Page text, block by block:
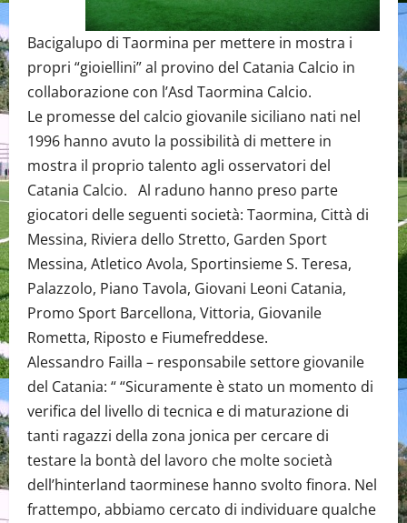
Bacigalupo di Taormina per mettere in mostra i
propri “gioiellini” al provino del Catania Calcio in
collaborazione con l’Asd Taormina Calcio.
Le promesse del calcio giovanile siciliano nati nel
1996 hanno avuto la possibilità di mettere in
mostra il proprio talento agli osservatori del
Catania Calcio. Al raduno hanno preso parte
giocatori delle seguenti società: Taormina, Città di
Messina, Riviera dello Stretto, Garden Sport
Messina, Atletico Avola, Sportinsieme S. Teresa,
Palazzolo, Piano Tavola, Giovani Leoni Catania,
Promo Sport Barcellona, Vittoria, Giovanile
Rometta, Riposto e Fiumefreddese.
Alessandro Failla – responsabile settore giovanile
del Catania: “ “Sicuramente è stato un momento di
verifica del livello di tecnica e di maturazione di
tanti ragazzi della zona jonica per cercare di
testare la bontà del lavoro che molte società
dell’hinterland taorminese hanno svolto finora. Nel
frattempo, abbiamo cercato di individuare qualche